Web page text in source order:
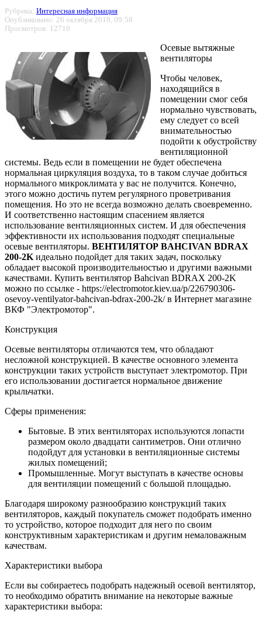
Рубрика: Интересная информация
Опубликовано: 26 октября 2018, 09:58
Просмотров: 12710
Осевые вытяжные
вентиляторы
Чтобы человек,
находящийся в
помещении смог себя
нормально чувствовать,
ему следует со всей
внимательностью
подойти к обустройству
вентиляционной
системы. Ведь если в помещении не будет обеспечена
нормальная циркуляция воздуха, то в таком случае добиться
нормального микроклимата у вас не получится. Конечно,
этого можно достичь путем регулярного проветривания
помещения. Но это не всегда возможно делать своевременно.
И соответственно настоящим спасением является
использование вентиляционных систем. И для обеспечения
эффективности их использования подходят специальные
осевые вентиляторы. ВЕНТИЛЯТОР BAHCIVAN BDRAX
200-2K идеально подойдет для таких задач, поскольку
обладает высокой производительностью и другими важными
качествами. Купить вентилятор Bahcivan BDRAX 200-2K
можно по ссылке - https://electromotor.kiev.ua/p/226790306-
osevoy-ventilyator-bahcivan-bdrax-200-2k/ в Интернет магазине
ВКФ "Электромотор".
Конструкция
Осевые вентиляторы отличаются тем, что обладают
несложной конструкцией. В качестве основного элемента
конструкции таких устройств выступает электромотор. При
его использовании достигается нормальное движение
крыльчатки.
Сферы применения:
Бытовые. В этих вентиляторах используются лопасти
размером около двадцати сантиметров. Они отлично
подойдут для установки в вентиляционные системы
жилых помещений;
Промышленные. Могут выступать в качестве основы
для вентиляции помещений с большой площадью.
Благодаря широкому разнообразию конструкций таких
вентиляторов, каждый покупатель сможет подобрать именно
то устройство, которое подходит для него по своим
конструктивным характеристикам и другим немаловажным
качествам.
Характеристики выбора
Если вы собираетесь подобрать надежный осевой вентилятор,
то необходимо обратить внимание на некоторые важные
характеристики выбора: